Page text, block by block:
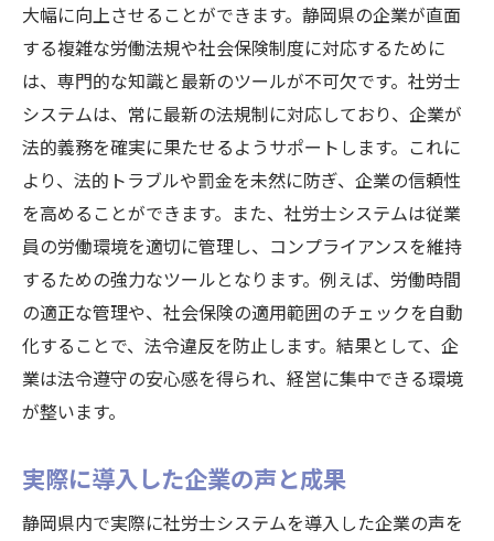
経営者が語る社労士システムの導入効果
労働環境向上による企業イメージの変化
導入後の社内コミュニケーションの変化
静岡県企業の労働環境改善事例
静岡県での社労士システム導入事例から学ぶ労
務管理の最新トレンド
労務管理の最新トレンドと社労士システム
の役割
静岡県企業が注目する労務管理ソリューシ
ョン
システム導入で進化する労務管理の手法
事例から見る労務管理の未来
静岡県企業が取り入れるべき労務管理の新
トレンド
大幅に向上させることができます。静岡県の企業が直面
する複雑な労働法規や社会保険制度に対応するために
は、専門的な知識と最新のツールが不可欠です。社労士
システムは、常に最新の法規制に対応しており、企業が
法的義務を確実に果たせるようサポートします。これに
より、法的トラブルや罰金を未然に防ぎ、企業の信頼性
を高めることができます。また、社労士システムは従業
員の労働環境を適切に管理し、コンプライアンスを維持
するための強力なツールとなります。例えば、労働時間
の適正な管理や、社会保険の適用範囲のチェックを自動
化することで、法令違反を防止します。結果として、企
業は法令遵守の安心感を得られ、経営に集中できる環境
が整います。
実際に導入した企業の声と成果
静岡県内で実際に社労士システムを導入した企業の声を